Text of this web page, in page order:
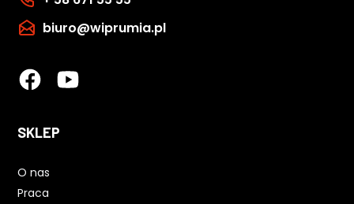
biuro@wiprumia.pl
SKLEP
O nas
Praca